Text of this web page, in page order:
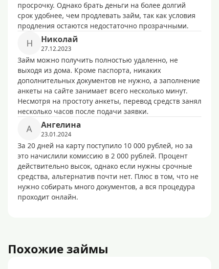
просрочку. Однако брать деньги на более долгий
срок удобнее, чем продлевать займ, так как условия
продления остаются недостаточно прозрачными.
Н Николай
27.12.2023
Займ можно получить полностью удаленно, не
выходя из дома. Кроме паспорта, никаких
дополнительных документов не нужно, а заполнение
анкеты на сайте занимает всего несколько минут.
Несмотря на простоту анкеты, перевод средств занял
несколько часов после подачи заявки.
А Ангелина
23.01.2024
За 20 дней на карту поступило 10 000 рублей, но за
это начислили комиссию в 2 000 рублей. Процент
действительно высок, однако если нужны срочные
средства, альтернатив почти нет. Плюс в том, что не
нужно собирать много документов, а вся процедура
проходит онлайн.
Похожие займы